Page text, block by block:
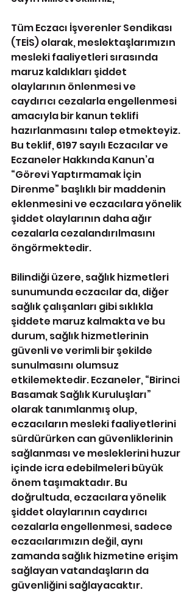
Tüm Eczacı İşverenler Sendikası
(TEİS) olarak, meslektaşlarımızın
mesleki faaliyetleri sırasında
maruz kaldıkları şiddet
olaylarının önlenmesi ve
caydırıcı cezalarla engellenmesi
amacıyla bir kanun teklifi
hazırlanmasını talep etmekteyiz.
Bu teklif, 6197 sayılı Eczacılar ve
Eczaneler Hakkında Kanun’a
“Görevi Yaptırmamak İçin
Direnme” başlıklı bir maddenin
eklenmesini ve eczacılara yönelik
şiddet olaylarının daha ağır
cezalarla cezalandırılmasını
öngörmektedir.
Bilindiği üzere, sağlık hizmetleri
sunumunda eczacılar da, diğer
sağlık çalışanları gibi sıklıkla
şiddete maruz kalmakta ve bu
durum, sağlık hizmetlerinin
güvenli ve verimli bir şekilde
sunulmasını olumsuz
etkilemektedir. Eczaneler, “Birinci
Basamak Sağlık Kuruluşları”
olarak tanımlanmış olup,
eczacıların mesleki faaliyetlerini
sürdürürken can güvenliklerinin
sağlanması ve mesleklerini huzur
içinde icra edebilmeleri büyük
önem taşımaktadır. Bu
doğrultuda, eczacılara yönelik
şiddet olaylarının caydırıcı
cezalarla engellenmesi, sadece
eczacılarımızın değil, aynı
zamanda sağlık hizmetine erişim
sağlayan vatandaşların da
güvenliğini sağlayacaktır.